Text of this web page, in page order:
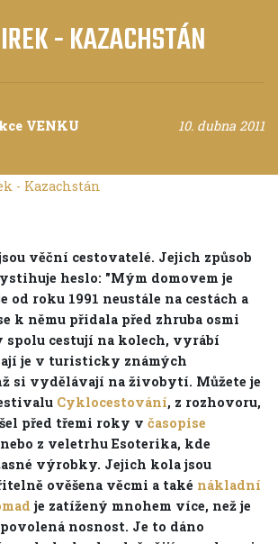
- KAZACHSTÁN
VENKU
10. dubna 2011
věční cestovatelé. Jejich způsob
heslo: "Mým domovem je
od roku 1991 neustále na cestách a
k němu přidala před zhruba osmi
spolu cestují na kolech, vyrábí
je v turisticky známých
si vydělávají na živobytí. Můžete je
Cyklocestování, z rozhovoru,
před třemi roky v časopise
z veletrhu Esoterika, kde
výrobky. Jejich kola jsou
ověšena věcmi a také nákladní
je zatížený mnohem více, než je
nosnost. Je to dáno